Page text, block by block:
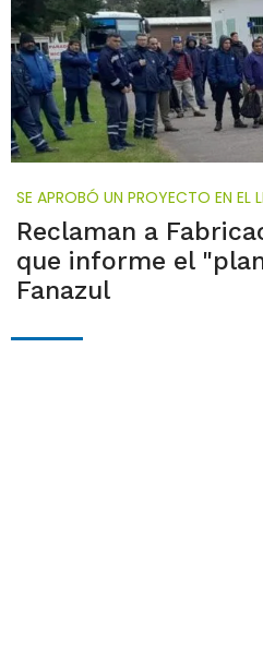
SE APROBÓ UN PROYECTO EN EL
Reclaman a
que informe el
Fanazul